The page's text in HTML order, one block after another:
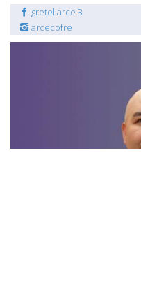
gretel.arce.3
arcecofre